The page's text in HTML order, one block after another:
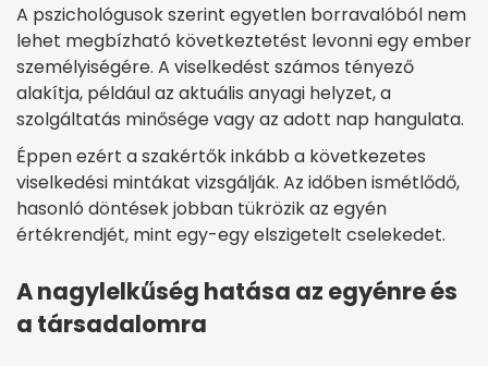
A pszichológusok szerint egyetlen borravalóból nem
lehet megbízható következtetést levonni egy ember
személyiségére. A viselkedést számos tényező
alakítja, például az aktuális anyagi helyzet, a
szolgáltatás minősége vagy az adott nap hangulata.
Éppen ezért a szakértők inkább a következetes
viselkedési mintákat vizsgálják. Az időben ismétlődő,
hasonló döntések jobban tükrözik az egyén
értékrendjét, mint egy-egy elszigetelt cselekedet.
A nagylelkűség hatása az egyénre és
a társadalomra